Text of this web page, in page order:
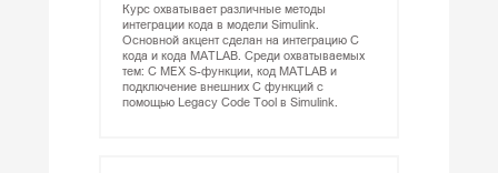
Курс охватывает различные методы
интеграции кода в модели Simulink.
Основной акцент сделан на интеграцию С
кода и кода MATLAB. Среди охватываемых
тем: C MEX S-функции, код MATLAB и
подключение внешних C функций с
помощью Legacy Code Tool в Simulink.